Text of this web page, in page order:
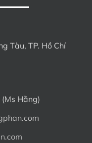
Tàu, TP. Hồ Chí
(Ms Hằng)